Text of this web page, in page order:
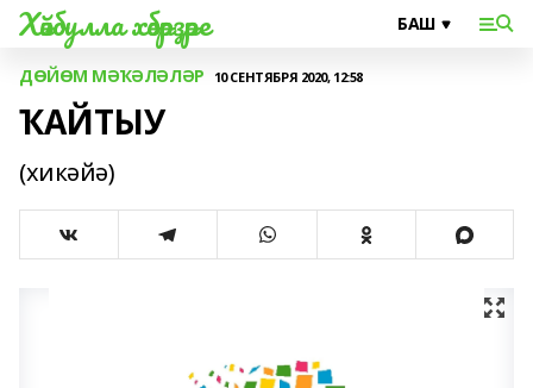
Хәйбулла хәбәрҙәре
ДӨЙӨМ МӘҠӘЛӘЛӘР 10 СЕНТЯБРЯ 2020, 12:58
ҠАЙТЫУ
(хикәйә)